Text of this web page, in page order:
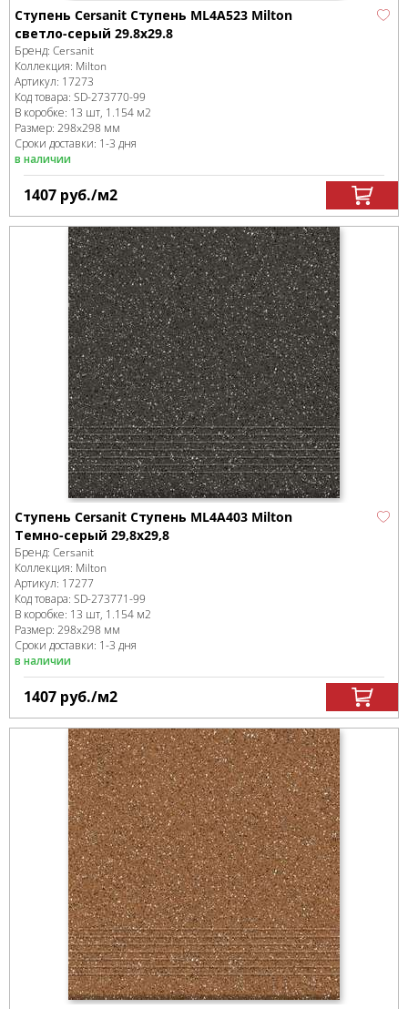
Ступень Cersanit Ступень ML4A523 Milton
светло-серый 29.8x29.8
Бренд: Cersanit
Коллекция: Milton
Артикул: 17273
Код товара: SD-273770-99
В коробке: 13 шт, 1.154 м2
Размер: 298x298 мм
Сроки доставки: 1-3 дня
в наличии
1407 руб./м2
Ступень Cersanit Ступень ML4A403 Milton
Темно-серый 29,8x29,8
Бренд: Cersanit
Коллекция: Milton
Артикул: 17277
Код товара: SD-273771-99
В коробке: 13 шт, 1.154 м2
Размер: 298x298 мм
Сроки доставки: 1-3 дня
в наличии
1407 руб./м2